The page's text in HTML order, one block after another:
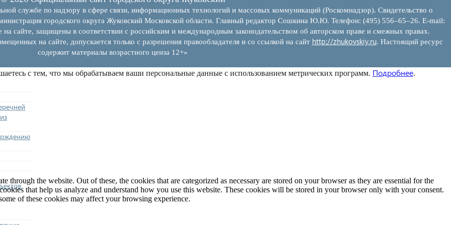
службе по надзору в сфере связи, информационных технологий и массовых коммуникаций (Роскомнадзор). Свидетельство о
городского округа Жуковский Московской области. Главный редактор Сошкина Ю.Ю. Телефон: (495) 556–65–26. E‑mail:
сайте, защищены в соответствии с российским и международным законодательством об авторском праве и смежных правах.
на сайте, допускается только с разрешения правообладателя и со ссылкой на сайт http://zhukovskiy.ru. Настоящий ресурс
содержит материалы возрастного ценза 12+»
с тем, что мы обрабатываем ваши персональные данные с использованием метрических программ. Подробнее.
the website. Out of these, the cookies that are categorized as necessary are stored on your browser as they are essential for the
that help us analyze and understand how you use this website. These cookies will be stored in your browser only with your consent.
of these cookies may affect your browsing experience.